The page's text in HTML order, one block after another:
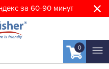
за 60-90 минут
0